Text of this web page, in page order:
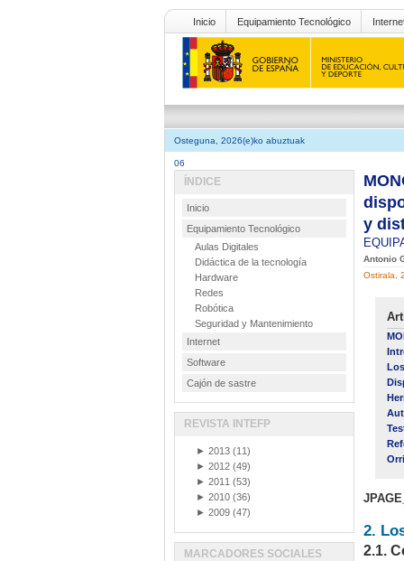
Inicio Equipamiento Tecnológico
Osteguna, 2026(e)ko abuztuak
06
y
Antonio
Ostirala,
2.
2.1.
ÍNDICE
Inicio
Equipamiento Tecnológico
Aulas Digitales
Didáctica de la tecnología
Hardware
Redes
Robótica
Seguridad y Mantenimiento
Internet
Software
Cajón de sastre
REVISTA INTEFP
► 2013 (11)
► 2012 (49)
► 2011 (53)
► 2010 (36)
► 2009 (47)
MARCADORES SOCIALES